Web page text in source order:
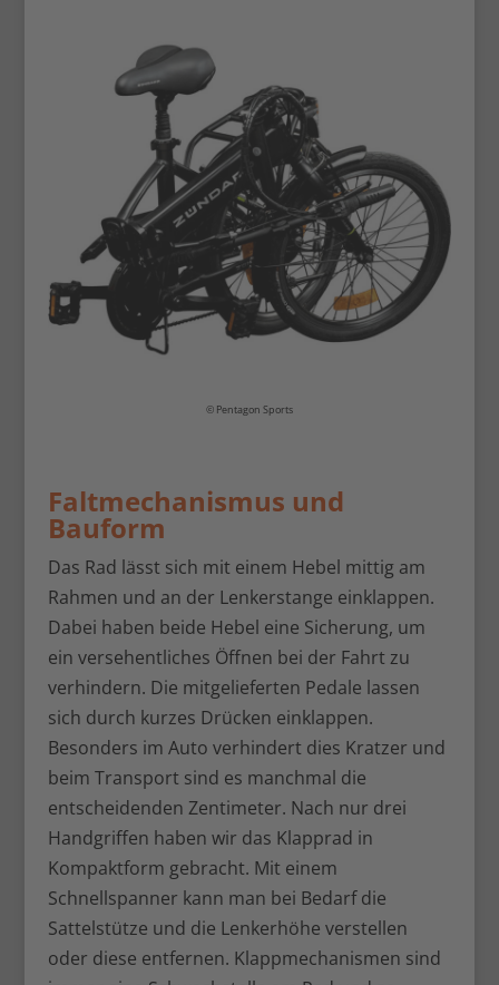
© Pentagon Sports
Faltmechanismus und
Bauform
Das Rad lässt sich mit einem Hebel mittig am
Rahmen und an der Lenkerstange einklappen.
Dabei haben beide Hebel eine Sicherung, um
ein versehentliches Öffnen bei der Fahrt zu
verhindern. Die mitgelieferten Pedale lassen
sich durch kurzes Drücken einklappen.
Besonders im Auto verhindert dies Kratzer und
beim Transport sind es manchmal die
entscheidenden Zentimeter. Nach nur drei
Handgriffen haben wir das Klapprad in
Kompaktform gebracht. Mit einem
Schnellspanner kann man bei Bedarf die
Sattelstütze und die Lenkerhöhe verstellen
oder diese entfernen. Klappmechanismen sind